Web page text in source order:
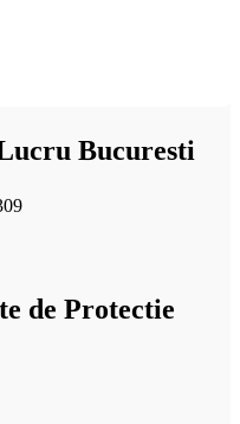
Bucuresti
de Protectie